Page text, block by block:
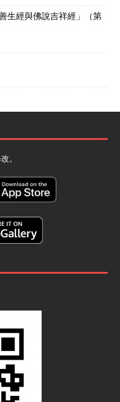
生經與佛說吉祥經」（第
。